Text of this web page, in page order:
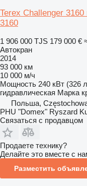
Terex Challenger
3160
1 906 000 TJS 179 000 €
Автокран
2014
93 000 км
10 000 м/ч
Мощность 240 кВт (326
гидравлическая Марка
Польша,
PHU "Domex" Ryszard
Связаться с продавцом
Продаете технику?
Делайте это вместе с
Разместить